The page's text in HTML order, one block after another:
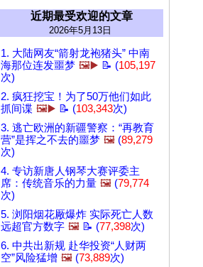
近期最受欢迎的文章
2026年5月13日
1. 大陆网友“箭射龙袍猪头” 中南
海那位连发噩梦 🖼️▶️ 📝 (105,197
次)
2. 疯狂挖宝！为了50万他们如此
抓间谍 🖼️▶️ 📝 (103,343次)
3. 逃亡欧洲的新疆警察：“再教育
营”是挥之不去的噩梦 🖼️ (89,279
次)
4. 专访新唐人钢琴大赛评委主
席：传统音乐的力量 🖼️ (79,774
次)
5. 浏阳烟花厰爆炸 实际死亡人数
远超官方数字 🖼️ 📝 (77,398次)
6. 中共出新规 赴华投资“人财两
空”风险猛增 🖼️ (73,889次)